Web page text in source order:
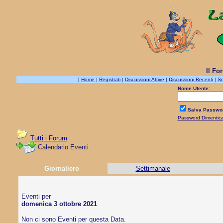
Il
[ Home | Registrati | Discussioni Attive | Discussioni Recenti |
Nome Utente:
Salva
Password
Tutti i Forum
Calendario Eventi
Giornaliero Settimanale
Eventi per
domenica 3 ottobre 2021
Non ci sono Eventi per questa Data.